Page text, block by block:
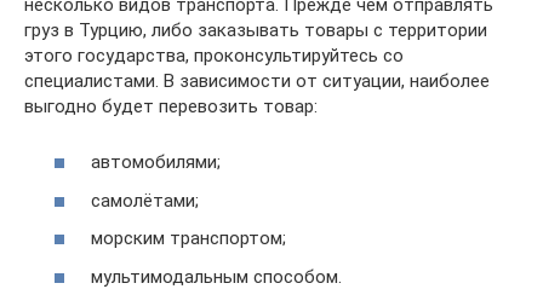
груз в Турцию, либо заказывать товары с территории
этого государства, проконсультируйтесь со
специалистами. В зависимости от ситуации, наиболее
выгодно будет перевозить товар:
автомобилями;
самолётами;
морским транспортом;
мультимодальным способом.